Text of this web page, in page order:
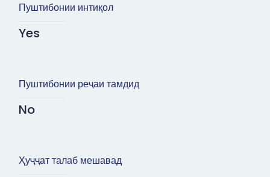
Пуштибонии интиқол
Yes
Пуштибонии реҷаи тамдид
No
Ҳуҷҷат талаб мешавад